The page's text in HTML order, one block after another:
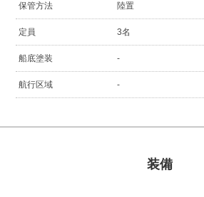
保管方法 陸置
定員 3名
船底塗装 -
航行区域 -
装備